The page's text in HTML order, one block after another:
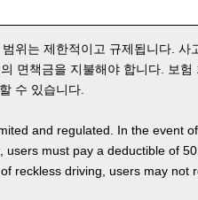
위는 제한적이고 규제됩니다. 사
면책금을 지불해야 합니다. 보험
수 있습니다.
and regulated. In the event
must pay a deductible of
reckless driving, users may not